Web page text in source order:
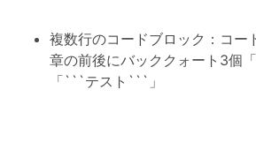
複数行のコードブロック：コー
章の前後にバッククォート3個
「```テスト```」